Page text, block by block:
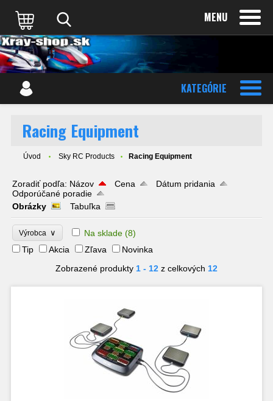
MENU
KATEGÓRIE
Racing Equipment
Úvod Sky RC Products Racing Equipment
Zoradiť podľa: Názov Cena
Dátum pridania
Odporúčané poradie
Obrázky
Tabuľka
Výrobca ∨ Na sklade (8)
Tip
Akcia Zľava
Novinka
Zobrazené produkty 1 - 12 z celkových 12